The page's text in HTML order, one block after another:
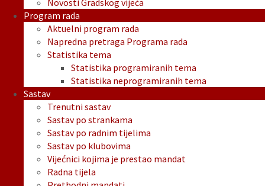
Novosti Gradskog vijeća
Program rada
Aktuelni program rada
Napredna pretraga Programa rada
Statistika tema
Statistika programiranih tema
Statistika neprogramiranih tema
Sastav
Trenutni sastav
Sastav po strankama
Sastav po radnim tijelima
Sastav po klubovima
Vijećnici kojima je prestao mandat
Radna tijela